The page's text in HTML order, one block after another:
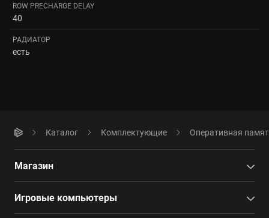
ROW PRECHARGE DELAY
40
РАДИАТОР
есть
Каталог Комплектующие Оперативная
Магазин
Игровые компьютеры